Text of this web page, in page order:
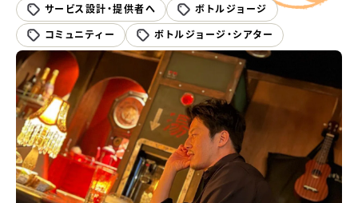
サービス設計・提供者へ ボトルジョージ
コミュニティー ボトルジョージ・シアター